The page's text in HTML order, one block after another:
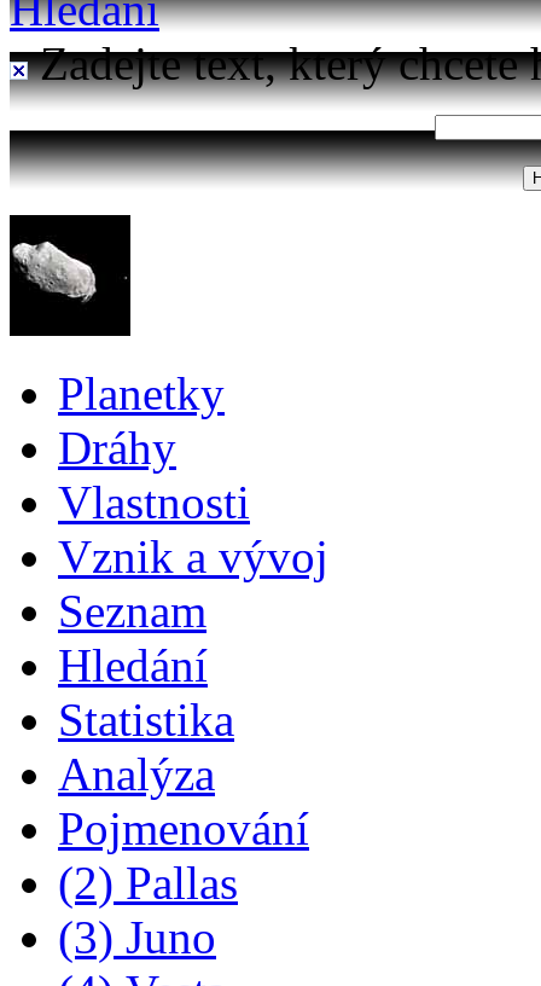
Zadejte text, který chcete
Planetky
Dráhy
Vlastnosti
Vznik a vývoj
Seznam
Hledání
Statistika
Analýza
Pojmenování
(2) Pallas
(3) Juno